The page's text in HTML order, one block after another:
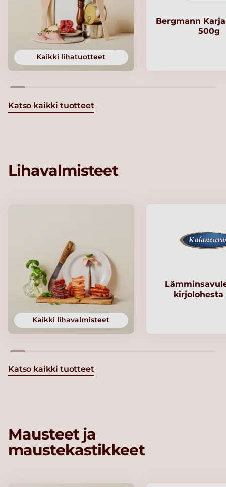
Kaikki lihatuotteet
Bergmann
500g
Katso kaikki tuotteet
Lihavalmisteet
Kaikki lihavalmisteet
kirjolohesta
Katso kaikki tuotteet
Mausteet ja
maustekastikkeet